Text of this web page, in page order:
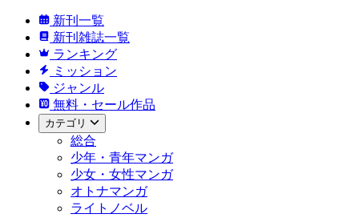
新刊一覧
新刊雑誌一覧
ランキング
ミッション
ジャンル
無料・セール作品
カテゴリ
総合
少年・青年マンガ
少女・女性マンガ
オトナマンガ
ライトノベル